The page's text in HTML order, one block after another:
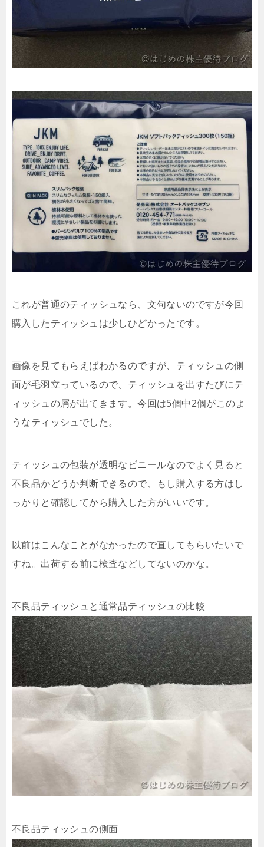
これが普通のティッシュなら、文句ないのですが今回
購入したティッシュは少しひどかったです。
画像を見てもらえばわかるのですが、ティッシュの側
面が毛羽立っているので、ティッシュを出すたびにテ
ィッシュの屑が出てきます。今回は5個中2個がこのよ
うなティッシュでした。
ティッシュの包装が透明なビニールなのでよく見ると
不良品かどうか判断できるので、もし購入する方はし
っかりと確認してから購入した方がいいです。
以前はこんなことがなかったので直してもらいたいで
すね。出荷する前に検査などしてないのかな。
不良品ティッシュと通常品ティッシュの比較
不良品ティッシュの側面